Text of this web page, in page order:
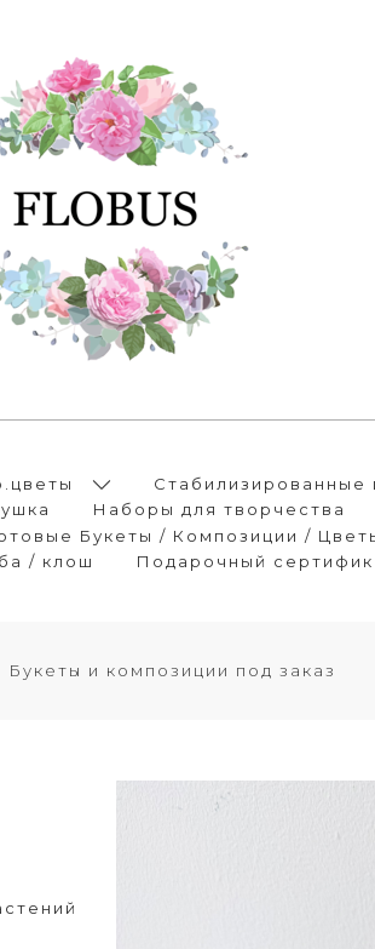
Стабилизированные
Наборы для творчества
Букеты / Композиции /
/ клош
Подарочный
Букеты и композиции под заказ